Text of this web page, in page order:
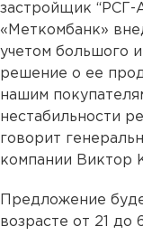
застройщик
«Меткомбанк»
учетом большого
решение о ее
нашим
нестабильности
говорит
компании Виктор
Предложение
возрасте от 21 до